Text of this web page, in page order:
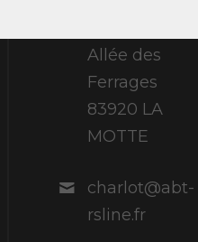
Allée des
Ferrages
83920 LA
MOTTE
charlot@abt-
rsline.fr